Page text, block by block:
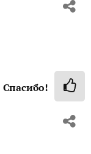
Спасибо!